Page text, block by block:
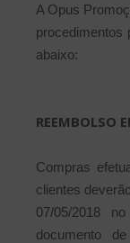
A Opus
procedimentos
abaixo:
REEMBOLSO
Compras
clientes
07/05/2018
documento